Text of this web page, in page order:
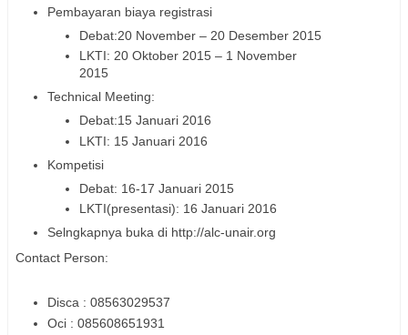
Pembayaran biaya registrasi
Debat:20 November – 20 Desember 2015
LKTI: 20 Oktober 2015 – 1 November
2015
Technical Meeting:
Debat:15 Januari 2016
LKTI: 15 Januari 2016
Kompetisi
Debat: 16-17 Januari 2015
LKTI(presentasi): 16 Januari 2016
Selngkapnya buka di http://alc-unair.org
Contact Person:
Disca : 08563029537
Oci : 085608651931